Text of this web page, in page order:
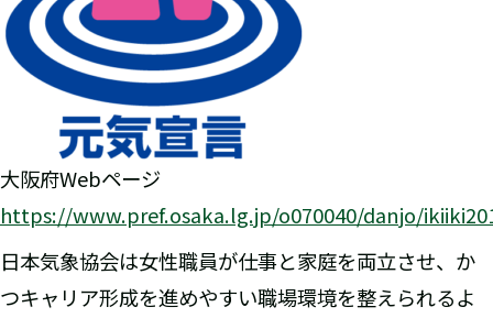
大阪府Webページ
https://www.pref.osaka.lg.jp/o070040/danjo/
日本気象協会は女性職員が仕事と家庭を両立させ、か
つキャリア形成を進めやすい職場環境を整えられるよ